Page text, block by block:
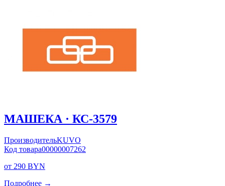
МАШЕКА · КС-3579
ПроизводительKUVO
Код товара00000007262
от 290 BYN
Подробнее →